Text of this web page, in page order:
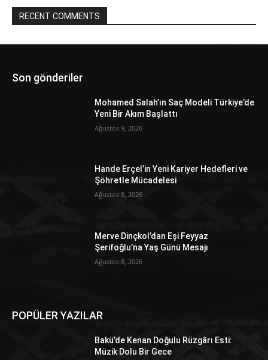
RECENT COMMENTS
Son gönderiler
Mohamed Salah’ın Saç Modeli Türkiye’de
Yeni Bir Akım Başlattı
Ağustos 9, 2026
Hande Erçel’in Yeni Kariyer Hedefleri ve
Şöhretle Mücadelesi
Ağustos 8, 2026
Merve Dinçkol’dan Eşi Feyyaz
Şerifoğlu’na Yaş Günü Mesajı
Ağustos 8, 2026
POPÜLER YAZILAR
Bakü’de Kenan Doğulu Rüzgârı Esti:
Müzik Dolu Bir Gece